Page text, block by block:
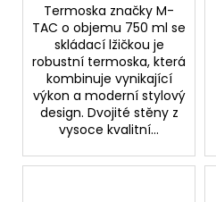
Termoska značky M-
TAC o objemu 750 ml se
skládací lžičkou je
robustní termoska, která
kombinuje vynikající
výkon a moderní stylový
design. Dvojité stěny z
vysoce kvalitní...